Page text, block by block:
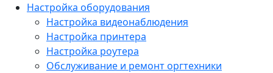
Настройка оборудования
Настройка видеонаблюдения
Настройка принтера
Настройка роутера
Обслуживание и ремонт оргтехники